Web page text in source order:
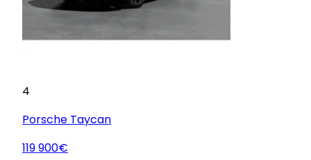
4
Porsche Taycan
119 900€